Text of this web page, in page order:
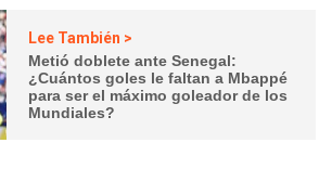
Lee También >
Metió doblete ante Senegal:
¿Cuántos goles le faltan a Mbappé
para ser el máximo goleador de los
Mundiales?